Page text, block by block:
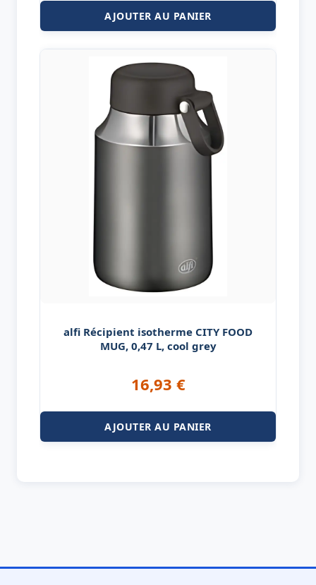
AJOUTER AU PANIER
alfi Récipient isotherme CITY FOOD
MUG, 0,47 L, cool grey
16,93 €
AJOUTER AU PANIER